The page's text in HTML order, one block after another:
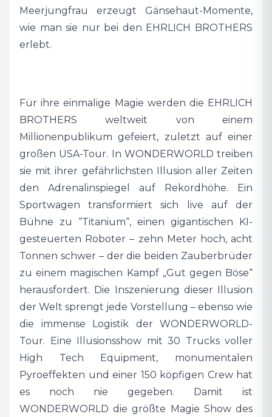
Meerjungfrau erzeugt Gänsehaut-Momente,
wie man sie nur bei den EHRLICH BROTHERS
erlebt.
Für ihre einmalige Magie werden die EHRLICH
BROTHERS weltweit von einem
Millionenpublikum gefeiert, zuletzt auf einer
großen USA-Tour. In WONDERWORLD treiben
sie mit ihrer gefährlichsten Illusion aller Zeiten
den Adrenalinspiegel auf Rekordhöhe. Ein
Sportwagen transformiert sich live auf der
Bühne zu “Titanium“, einen gigantischen KI-
gesteuerten Roboter – zehn Meter hoch, acht
Tonnen schwer – der die beiden Zauberbrüder
zu einem magischen Kampf „Gut gegen Böse“
herausfordert. Die Inszenierung dieser Illusion
der Welt sprengt jede Vorstellung – ebenso wie
die immense Logistik der WONDERWORLD-
Tour. Eine Illusionsshow mit 30 Trucks voller
High Tech Equipment, monumentalen
Pyroeffekten und einer 150 köpfigen Crew hat
es noch nie gegeben. Damit ist
WONDERWORLD die größte Magie Show des